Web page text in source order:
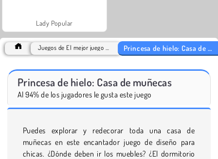
Lady Popular
Princesa de hielo: Casa de muñecas
Princesa de hielo: Casa de muñecas
Al 94% de los jugadores le gusta este juego
Puedes explorar y redecorar toda una casa de
muñecas en este encantador juego de diseño para
chicas. ¿Dónde deben ir los muebles? ¿El dormitorio